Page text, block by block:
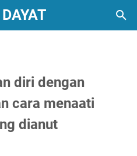
diri dengan
cara menaati
dianut